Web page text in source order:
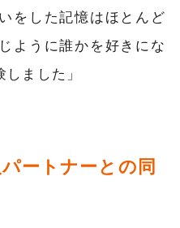
をした記憶はほとんど
ように誰かを好きにな
ました」
ートナーとの同